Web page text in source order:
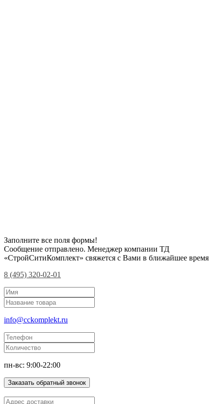
Заполните все поля формы!
Сообщение отправлено. Менеджер компании ТД
«СтройСитиКомплект» свяжется с Вами в ближайшее время
8 (495) 320-02-01
info@cckomplekt.ru
пн-вс: 9:00-22:00
Заказать обратный звонок